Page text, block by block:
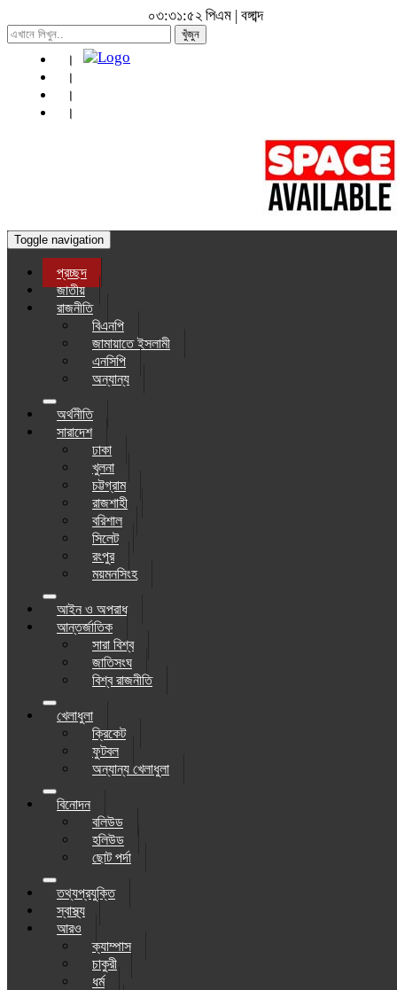
০৩:৩১:৫৪ পিএম | বঙ্গাব্দ
খুঁজুন
Toggle navigation
প্রচ্ছদ
জাতীয়
রাজনীতি
বিএনপি
জামায়াতে ইসলামী
এনসিপি
অন্যান্য
অর্থনীতি
সারাদেশ
ঢাকা
খুলনা
চট্টগ্রাম
রাজশাহী
বরিশাল
সিলেট
রংপুর
ময়মনসিংহ
আইন ও অপরাধ
আন্তর্জাতিক
সারা বিশ্ব
জাতিসংঘ
বিশ্ব রাজনীতি
খেলাধুলা
ক্রিকেট
ফুটবল
অন্যান্য খেলাধুলা
বিনোদন
বলিউড
হলিউড
ছোট পর্দা
তথ্যপ্রযুক্তি
স্বাস্থ্য
আরও
ক্যাম্পাস
চাকুরী
ধর্ম